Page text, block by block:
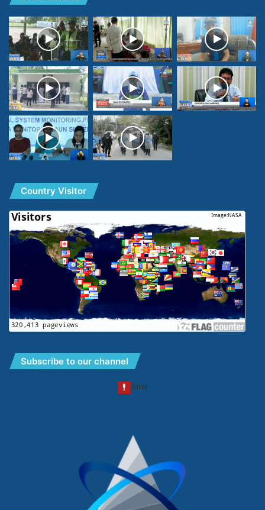
Country Visitor
Subscribe to our channel